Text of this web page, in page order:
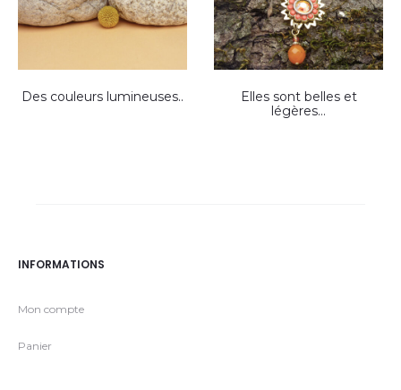
Des couleurs lumineuses..
Elles sont belles et
légères…
INFORMATIONS
Mon compte
Panier